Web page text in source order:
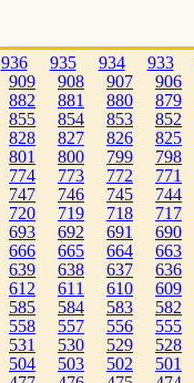
936 935 934 933
909 908 907 906
882 881 880 879
855 854 853 852
828 827 826 825
801 800 799 798
774 773 772 771
747 746 745 744
720 719 718 717
693 692 691 690
666 665 664 663
639 638 637 636
612 611 610 609
585 584 583 582
558 557 556 555
531 530 529 528
504 503 502 501